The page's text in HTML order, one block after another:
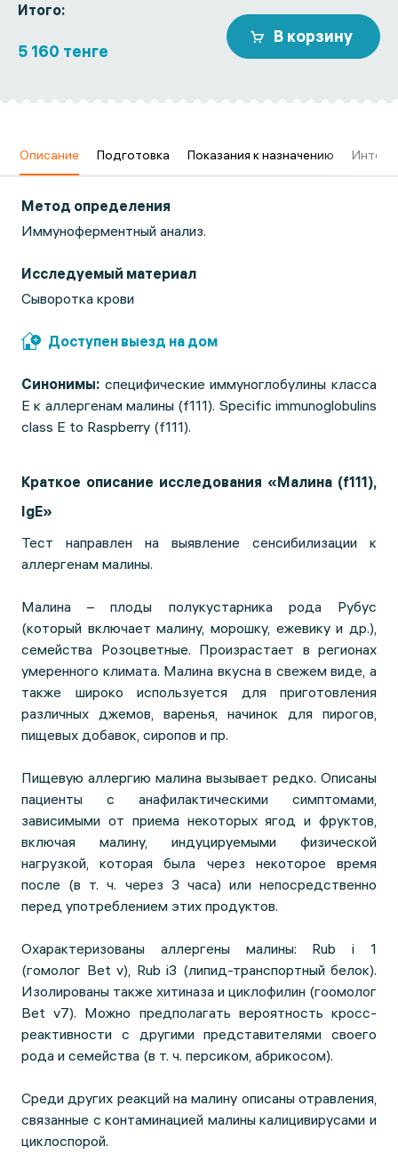
Итого:
5 160 тенге
В корзину
Описание Подготовка Показания к назначению
Метод определения
Иммуноферментный анализ.
Исследуемый материал
Сыворотка крови
Доступен выезд на дом
Синонимы: специфические иммуноглобулины класса
Е к аллергенам малины (f111). Specific immunoglobulins
class E to Raspberry (f111).
Краткое описание исследования «Малина (f111),
IgE»
Тест направлен на выявление сенсибилизации к
аллергенам малины.
Малина – плоды полукустарника рода Рубус
(который включает малину, морошку, ежевику и др.),
семейства Розоцветные. Произрастает в регионах
умеренного климата. Малина вкусна в свежем виде, а
также широко используется для приготовления
различных джемов, варенья, начинок для пирогов,
пищевых добавок, сиропов и пр.
Пищевую аллергию малина вызывает редко. Описаны
пациенты с анафилактическими симптомами,
зависимыми от приема некоторых ягод и фруктов,
включая малину, индуцируемыми физической
нагрузкой, которая была через некоторое время
после (в т. ч. через 3 часа) или непосредственно
перед употреблением этих продуктов.
Охарактеризованы аллергены малины: Rub i 1
(гомолог Bet v), Rub i3 (липид-транспортный белок).
Изолированы также хитиназа и циклофилин (гоомолог
Bet v7). Можно предполагать вероятность кросс-
реактивности с другими представителями своего
рода и семейства (в т. ч. персиком, абрикосом).
Среди других реакций на малину описаны отравления,
связанные с контаминацией малины калицивирусами и
циклоспорой.